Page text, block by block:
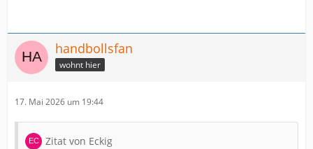
handbollsfan
wohnt hier
17. Mai 2026 um 19:44
Zitat von Eckig